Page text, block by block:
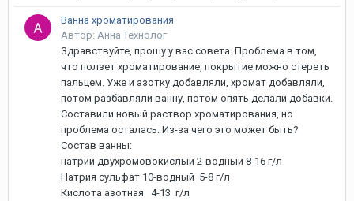
Ванна хроматирования
Автор: Анна Технолог
Здравствуйте, прошу у вас совета. Проблема в том,
что ползет хроматирование, покрытие можно стереть
пальцем. Уже и азотку добавляли, хромат добавляли,
потом разбавляли ванну, потом опять делали добавки.
Составили новый раствор хроматирования, но
проблема осталась. Из-за чего это может быть?
Состав ванны:
натрий двухромовокислый 2-водный 8-16 г/л
Натрия сульфат 10-водный 5-8 г/л
Кислота азотная 4-13 г/л